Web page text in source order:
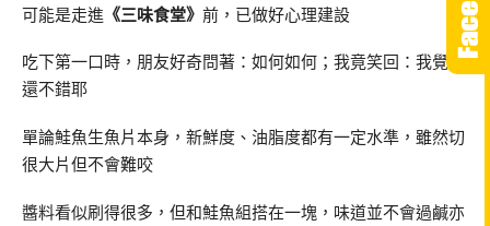
可能是走進 《三味食堂》 前，已做好心理建設
吃下第一口時，朋友好奇問著：如何如何；我竟笑回：我覺得
還不錯耶
單論鮭魚生魚片本身，新鮮度、油脂度都有一定水準，雖然切
很大片但不會難咬
醬料看似刷得很多，但和鮭魚組搭在一塊，味道並不會過鹹亦